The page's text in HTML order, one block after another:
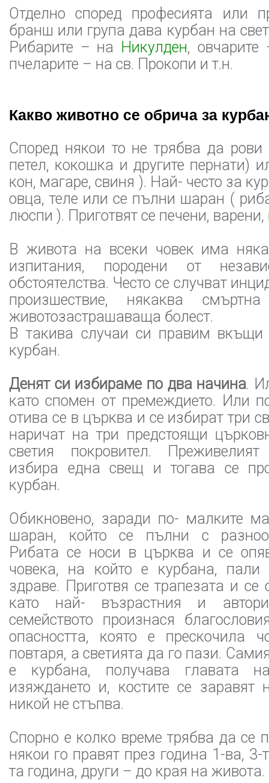
Отделно според професията или
бранш или група дава курбан на
Рибарите – на Никулден,
пчеларите – на св. Прокопи и т.н.
Какво животно се обрича за
Според някои то не трябва да
петел, кокошка и другите пернати)
кон, магаре, свиня ). Най- често за
овца, теле или се пълни шаран (
люспи ). Приготвят се печени, варени,
В живота на всеки човек има
изпитания, породени от
обстоятелства. Често се случват
произшествие, някаква
животозастрашаваща болест.
В такива случаи си правим
курбан.
Денят си избираме по два начина.
като спомен от премеждието. Или
отива се в църква и се избират три
наричат на три предстоящи
светия покровител.
избира една свещ и тогава се
курбан.
Обикновено, заради по- малките
шаран, който се пълни с
Рибата се носи в църква и се
човека, на който е курбана,
здраве. Приготвя се трапезата и се
като най- възрастния и
семейството произнася
опасността, която е прескочила
повтаря, а светията да го пази.
е курбана, получава главата
изяждането и, костите се заравят
никой не стъпва.
Спорно е колко време трябва да се
някои го правят през година 1-ва,
та година, други – до края на живота.